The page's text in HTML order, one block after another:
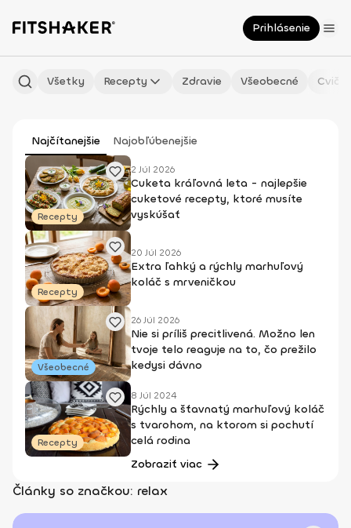
Prihlásenie
Všetky Recepty Zdravie Všeobecné
Najčítanejšie Najobľúbenejšie
Recepty
2 Júl 2026
Cuketa kráľovná leta - najlepšie
cuketové recepty, ktoré musíte
vyskúšať
Recepty
20 Júl 2026
Extra ľahký a rýchly marhuľový
koláč s mrveničkou
Všeobecné
26 Júl 2026
Nie si príliš precitlivená. Možno len
tvoje telo reaguje na to, čo prežilo
kedysi dávno
Recepty
8 Júl 2024
Rýchly a šťavnatý marhuľový koláč
s tvarohom, na ktorom si pochutí
celá rodina
Zobraziť viac
Články so značkou: relax